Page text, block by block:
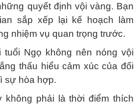
quyết định vội vàng. Bạn
sắp xếp lại kế hoạch làm
nhiệm vụ quan trọng trước.
tuổi Ngọ không nên nóng vội
thấu hiểu cảm xúc của đối
sự hòa hợp.
không phải là thời điểm thích